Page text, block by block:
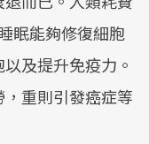
眠能夠修復細胞
及提升免疫力。
重則引發癌症等